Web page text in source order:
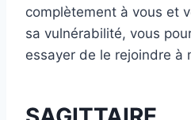
complètement à vous et
sa vulnérabilité, vous
essayer de le rejoindre à